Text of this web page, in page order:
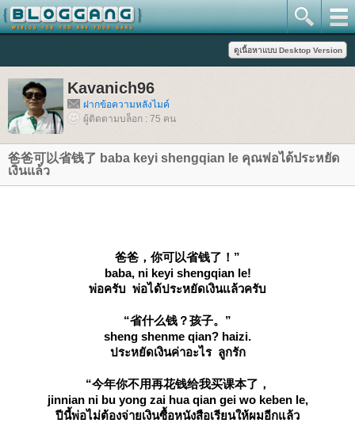
Kavanich96
ฝากข้อความหลังไมค์
ผู้ติดตามบล็อก : 75 คน
爸爸可以省钱了 baba keyi shengqian le คุณพ่อได้ประหยัด
เงินแล้ว
爸爸，你可以省钱了！”
baba, ni keyi shengqian le!
พ่อครับ พ่อได้ประหยัดเงินแล้วครับ
“省什么钱？孩子。”
sheng shenme qian? haizi.
ประหยัดเงินค่าอะไร ลูกรัก
“今年你不用再花钱给我买课本了，
jinnian ni bu yong zai hua qian gei wo keben le,
ปีนี้พ่อไม่ต้องจ่ายเงินซื้อหนังสือเรียนให้ผมอีกแล้ว